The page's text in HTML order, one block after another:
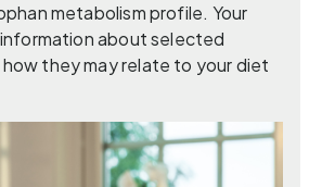
metabolism profile. Your
about selected
how they may relate to your diet